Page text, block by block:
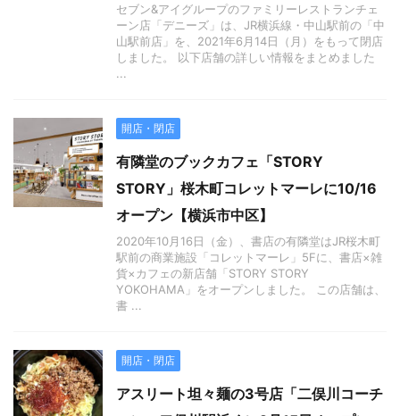
セブン&アイグループのファミリーレストランチェ
ーン店「デニーズ」は、JR横浜線・中山駅前の「中
山駅前店」を、2021年6月14日（月）をもって閉店
しました。 以下店舗の詳しい情報をまとめました
...
開店・閉店
有隣堂のブックカフェ「STORY
STORY」桜木町コレットマーレに10/16
オープン【横浜市中区】
2020年10月16日（金）、書店の有隣堂はJR桜木町
駅前の商業施設「コレットマーレ」5Fに、書店×雑
貨×カフェの新店舗「STORY STORY
YOKOHAMA」をオープンしました。 この店舗は、
書 ...
開店・閉店
アスリート坦々麺の3号店「二俣川コーチ